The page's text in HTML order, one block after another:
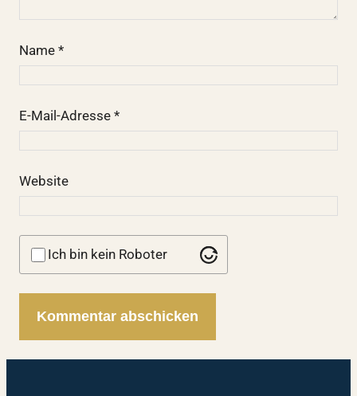
Name *
E-Mail-Adresse *
Website
Ich bin kein Roboter